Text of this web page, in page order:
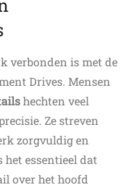
verbonden is met de
Drives. Mensen
hechten veel
Ze streven
zorgvuldig en
essentieel dat
over het hoofd